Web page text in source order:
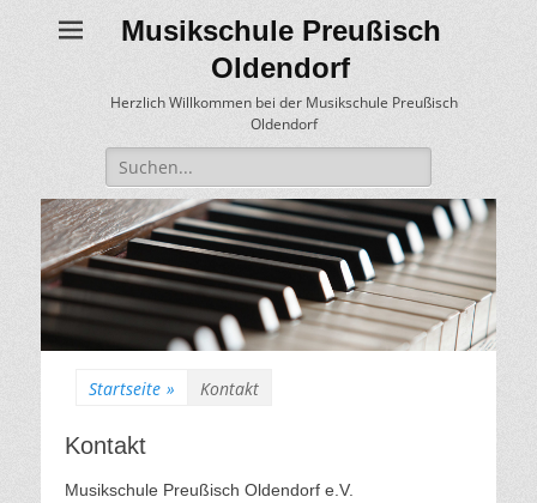
Musikschule Preußisch
Oldendorf
Herzlich Willkommen bei der Musikschule Preußisch
Oldendorf
Suche
für:
Startseite » Kontakt
Kontakt
Musikschule Preußisch Oldendorf e.V.